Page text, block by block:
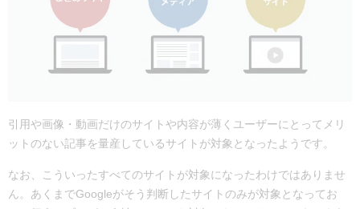
引用や画像・動画だけのサイトや内容が薄くユーザーにとってメリ
ットのない記事を量産しているサイトが対象となったようです。
なお、こういったすべてのサイトが対象になったわけではありませ
ん。あくまでGoogleがそう判断したサイトのみが対象となってお